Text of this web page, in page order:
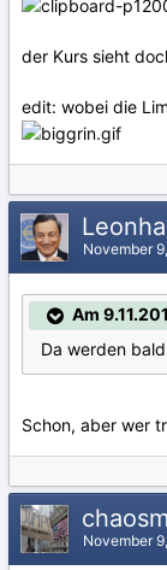
der Kurs sieht
edit: wobei die
November
Am
Da werden
Schon, aber wer
November